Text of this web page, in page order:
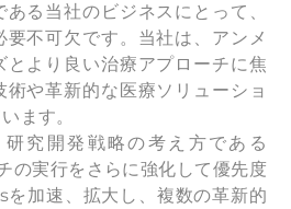
る当社のビジネスにとって、
不可欠です。当社は、アンメ
とより良い治療アプローチに焦
や革新的な医療ソリューショ
ます。
究開発戦略の考え方である
の実行をさらに強化して優先度
加速、拡大し、複数の革新的